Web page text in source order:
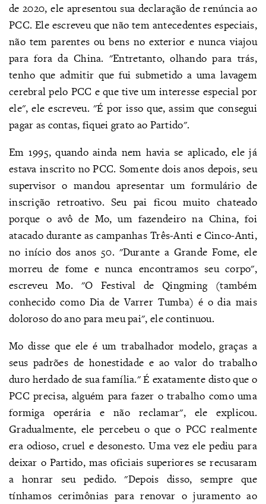
de 2020, ele apresentou sua declaração de renúncia ao
PCC. Ele escreveu que não tem antecedentes especiais,
não tem parentes ou bens no exterior e nunca viajou
para fora da China. "Entretanto, olhando para trás,
tenho que admitir que fui submetido a uma lavagem
cerebral pelo PCC e que tive um interesse especial por
ele", ele escreveu. "É por isso que, assim que consegui
pagar as contas, fiquei grato ao Partido".
Em 1995, quando ainda nem havia se aplicado, ele já
estava inscrito no PCC. Somente dois anos depois, seu
supervisor o mandou apresentar um formulário de
inscrição retroativo. Seu pai ficou muito chateado
porque o avô de Mo, um fazendeiro na China, foi
atacado durante as campanhas Três-Anti e Cinco-Anti,
no início dos anos 50. "Durante a Grande Fome, ele
morreu de fome e nunca encontramos seu corpo",
escreveu Mo. "O Festival de Qingming (também
conhecido como Dia de Varrer Tumba) é o dia mais
doloroso do ano para meu pai", ele continuou.
Mo disse que ele é um trabalhador modelo, graças a
seus padrões de honestidade e ao valor do trabalho
duro herdado de sua família." É exatamente disto que o
PCC precisa, alguém para fazer o trabalho como uma
formiga operária e não reclamar", ele explicou.
Gradualmente, ele percebeu o que o PCC realmente
era odioso, cruel e desonesto. Uma vez ele pediu para
deixar o Partido, mas oficiais superiores se recusaram
a honrar seu pedido. "Depois disso, sempre que
tínhamos cerimônias para renovar o juramento ao